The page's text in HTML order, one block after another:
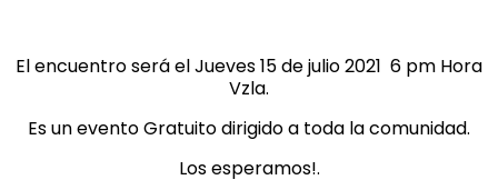
El encuentro será el Jueves 15 de julio 2021 6 pm Hora
Vzla.
Es un evento Gratuito dirigido a toda la comunidad.
Los esperamos!.